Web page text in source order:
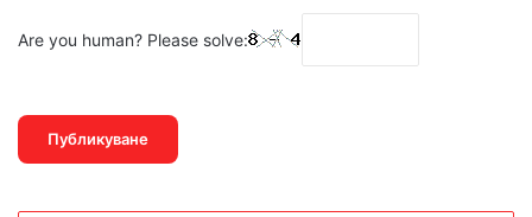
Are you human? Please solve: